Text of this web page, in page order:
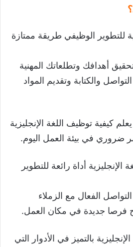
للتطوير الوظيفي طريقة ممتازة
أهدافك وتطلعاتك المهنية
والكتابة وتقديم المواد
كيفية توظيف اللغة الإنجليزية
ضروري في بيئة العمل اليوم.
أداة رائعة للتطوير
الفعال مع الزملاء
فرصا جديدة في مكان العمل.
بالتميز في الأدوار التي